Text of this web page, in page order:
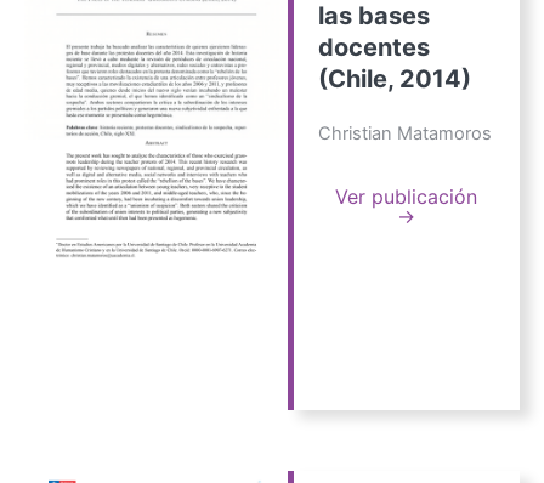
las bases
docentes
(Chile, 2014)
Christian Matamoros
Ver publicación
→